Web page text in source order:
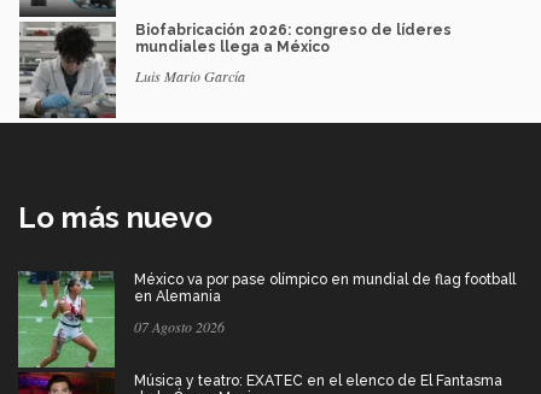
Biofabricación 2026: congreso de líderes
mundiales llega a México
Luis Mario García
Lo más nuevo
México va por pase olímpico en mundial de flag football
en Alemania
07 Agosto 2026
Música y teatro: EXATEC en el elenco de El Fantasma